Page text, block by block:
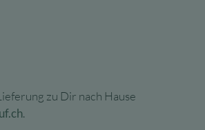
zu Dir nach Hause
.